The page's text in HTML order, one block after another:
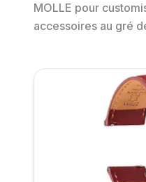
MOLLE pour
accessoires au gré